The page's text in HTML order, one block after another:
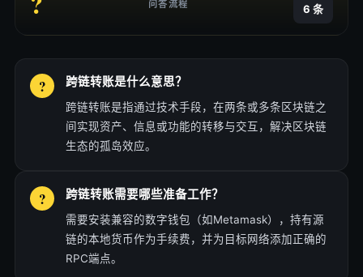
问答流程 6 条
跨链转账是什么意思？
跨链转账是指通过技术手段，在两条或多条区块链之
间实现资产、信息或功能的转移与交互，解决区块链
生态的孤岛效应。
跨链转账需要哪些准备工作？
需要安装兼容的数字钱包（如Metamask），持有源
链的本地货币作为手续费，并为目标网络添加正确的
RPC端点。